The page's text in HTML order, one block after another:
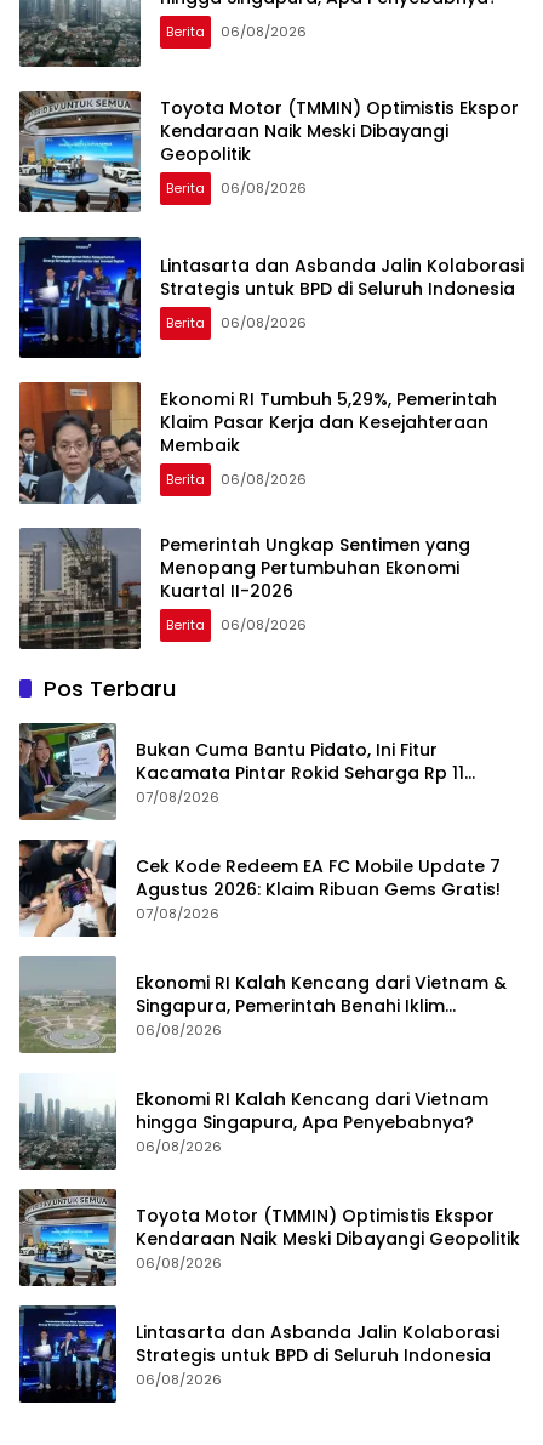
Berita 06/08/2026
Toyota Motor (TMMIN) Optimistis Ekspor
Kendaraan Naik Meski Dibayangi
Geopolitik
Berita 06/08/2026
Lintasarta dan Asbanda Jalin Kolaborasi
Strategis untuk BPD di Seluruh Indonesia
Berita 06/08/2026
Ekonomi RI Tumbuh 5,29%, Pemerintah
Klaim Pasar Kerja dan Kesejahteraan
Membaik
Berita 06/08/2026
Pemerintah Ungkap Sentimen yang
Menopang Pertumbuhan Ekonomi
Kuartal II-2026
Berita 06/08/2026
Pos Terbaru
Bukan Cuma Bantu Pidato, Ini Fitur
Kacamata Pintar Rokid Seharga Rp 11
Jutaan
07/08/2026
Cek Kode Redeem EA FC Mobile Update 7
Agustus 2026: Klaim Ribuan Gems Gratis!
07/08/2026
Ekonomi RI Kalah Kencang dari Vietnam &
Singapura, Pemerintah Benahi Iklim
Investasi
06/08/2026
Ekonomi RI Kalah Kencang dari Vietnam
hingga Singapura, Apa Penyebabnya?
06/08/2026
Toyota Motor (TMMIN) Optimistis Ekspor
Kendaraan Naik Meski Dibayangi Geopolitik
06/08/2026
Lintasarta dan Asbanda Jalin Kolaborasi
Strategis untuk BPD di Seluruh Indonesia
06/08/2026